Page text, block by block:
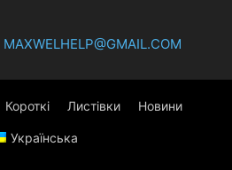
MAXWELHELP@GMAIL.COM
Короткі Листівки Новини
Українська